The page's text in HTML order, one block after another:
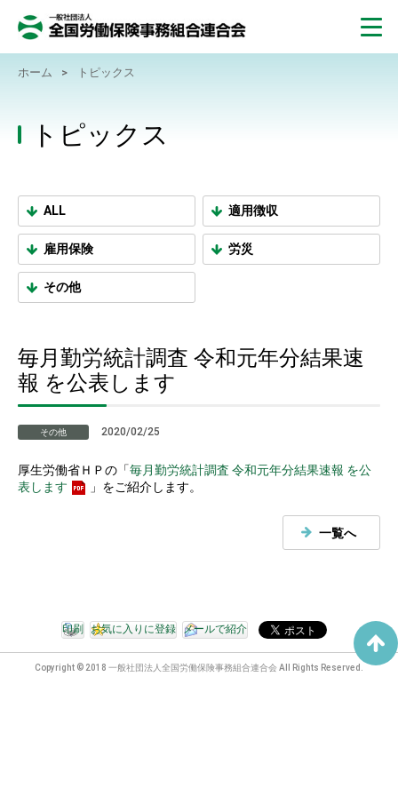
ホーム > トピックス
トピックス
ALL 適用徴収
雇用保険 労災
その他
毎月勤労統計調査 令和元年分結果速
報 を公表します
その他 2020/02/25
厚生労働省ＨＰの「毎月勤労統計調査 令和元年分結果速報 を公
表します
」をご紹介します。
一覧へ
印刷 お気に入りに登録 メールで紹介
Copyright © 2018 一般社団法人全国労働保険事務組合連合会 All Rights Reserved.